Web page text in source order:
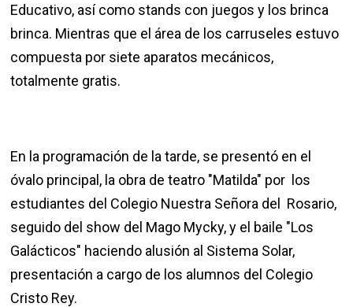
Educativo, así como stands con juegos y los brinca
brinca. Mientras que el área de los carruseles estuvo
compuesta por siete aparatos mecánicos,
totalmente gratis.
En la programación de la tarde, se presentó en el
óvalo principal, la obra de teatro "Matilda" por los
estudiantes del Colegio Nuestra Señora del Rosario,
seguido del show del Mago Mycky, y el baile "Los
Galácticos" haciendo alusión al Sistema Solar,
presentación a cargo de los alumnos del Colegio
Cristo Rey.